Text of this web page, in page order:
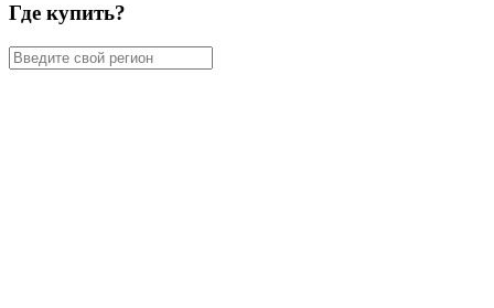
Где купить?